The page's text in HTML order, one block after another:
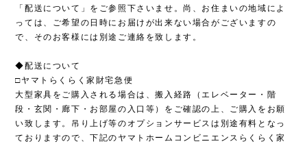
「配送について」をご参照下さいませ。尚、お住まいの地域によ
っては、ご希望の日時にお届けが出来ない場合がございますの
で、そのお客様には別途ご連絡を致します。
◆配送について
□ヤマトらくらく家財宅急便
大型家具をご購入される場合は、搬入経路（エレベーター・階
段・玄関・廊下・お部屋の入口等）をご確認の上、ご購入をお願
い致します。吊り上げ等のオプションサービスは別途有料となっ
ておりますので、下記のヤマトホームコンビニエンスらくらく家